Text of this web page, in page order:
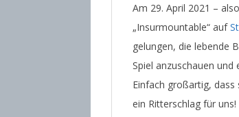
28
Am 29. April 2021 –
„Insurmountable“ auf
gelungen, die lebende
Spiel anzuschauen und
Einfach großartig, dass
ein Ritterschlag für uns!